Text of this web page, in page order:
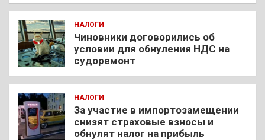
НАЛОГИ
Чиновники договорились об
условии для обнуления НДС на
судоремонт
НАЛОГИ
За участие в импортозамещении
снизят страховые взносы и
обнулят налог на прибыль